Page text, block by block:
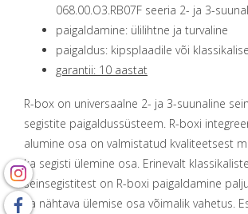
068.00.O3.RB07F seeria 2- ja 3-
paigaldamine: ülilihtne ja turvaline
paigaldus: kipsplaadile või
garantii: 10 aastat
R-box on universaalne 2- ja 3-suunaline
segistite paigaldussüsteem. R-boxi
alumine osa on valmistatud kvaliteetsest
ka segisti ülemine osa. Erinevalt
seinsegistitest on R-boxi paigaldamine
ka nähtava ülemise osa võimalik vahetus.